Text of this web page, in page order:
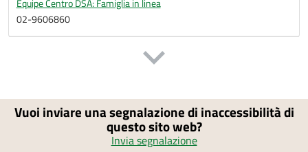
Equipe Centro DSA: Famiglia in linea
02-9606860
Vuoi inviare una segnalazione di inaccessibilità di
questo sito web?
Invia segnalazione